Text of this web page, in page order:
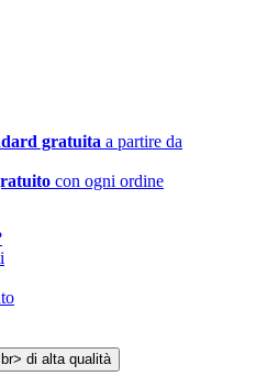
gratuita a partire da
con ogni ordine